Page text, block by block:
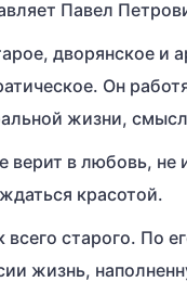
Павел
дворянское и
Он
жизни,
верит в любовь,
красотой.
старого. По
жизнь,